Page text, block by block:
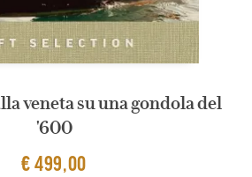
veneta su una gondola del
'600
€ 499,00